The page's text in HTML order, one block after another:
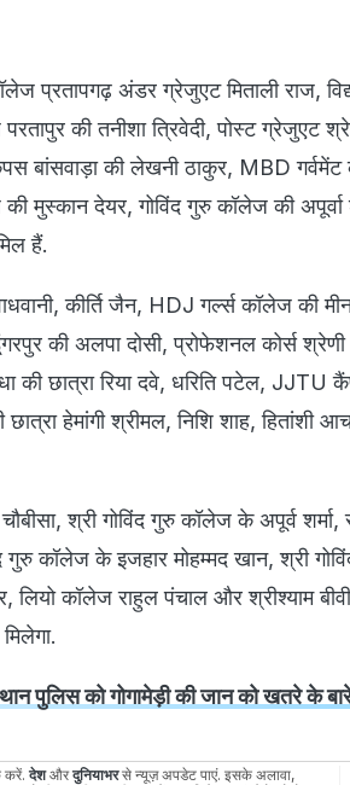
प्रतापगढ़ अंडर ग्रेजुएट मिताली राज,
की तनीशा त्रिवेदी, पोस्ट ग्रेजुएट
बांसवाड़ा की लेखनी ठाकुर, MBD
मुस्कान देयर, गोविंद गुरु कॉलेज की अपूर्वा
हैं.
कीर्ति जैन, HDJ गर्ल्स कॉलेज की
की अलपा दोसी, प्रोफेशनल कोर्स
छात्रा रिया दवे, धरिति पटेल, JJTU
हेमांगी श्रीमल, निशि शाह, हितांशी
श्री गोविंद गुरु कॉलेज के अपूर्व
गुरु कॉलेज के इजहार मोहम्मद खान, श्री
कॉलेज राहुल पंचाल और श्रीश्याम
पुलिस को गोगामेड़ी की जान को खतरे के
करें. देशऔरदुनियाभरसे न्यूज़ अपडेट पाएं. इसके अलावा,